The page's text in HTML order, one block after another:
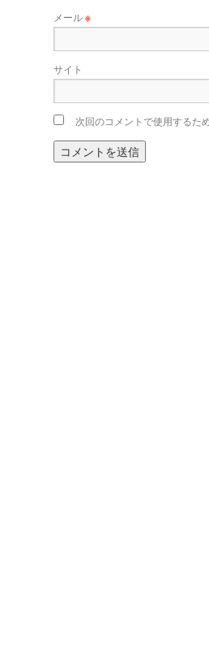
メール※
サイト
次回のコメントで使用するた